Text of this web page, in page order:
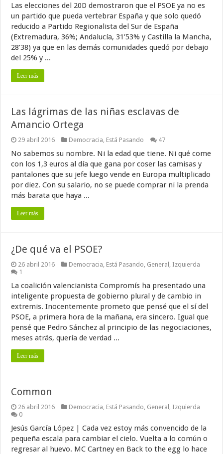
Las elecciones del 20D demostraron que el PSOE ya no es
un partido que pueda vertebrar España y que solo quedó
reducido a Partido Regionalista del Sur de España
(Extremadura, 36%; Andalucía, 31’53% y Castilla la Mancha,
28’38) ya que en las demás comunidades quedó por debajo
del 25% y ...
Leer más
Las lágrimas de las niñas esclavas de
Amancio Ortega
29 abril 2016 Democracia Está Pasando 47
No sabemos su nombre. Ni la edad que tiene. Ni qué come
con los 1,3 euros al día que gana por coser las camisas y
pantalones que su jefe luego vende en Europa multiplicado
por diez. Con su salario, no se puede comprar ni la prenda
más barata que haya ...
Leer más
¿De qué va el PSOE?
26 abril 2016 Democracia Está Pasando General
Izquierda
1
La coalición valencianista Compromís ha presentado una
inteligente propuesta de gobierno plural y de cambio in
extremis. Inocentemente prometo que pensé que el sí del
PSOE, a primera hora de la mañana, era sincero. Igual que
pensé que Pedro Sánchez al principio de las negociaciones,
meses atrás, quería de verdad ...
Leer más
Common
26 abril 2016 Democracia Está Pasando General
Izquierda
0
Jesús García López | Cada vez estoy más convencido de la
pequeña escala para cambiar el cielo. Vuelta a lo común o
regresar al huevo. MC Cartney en Back to the egg lo hace